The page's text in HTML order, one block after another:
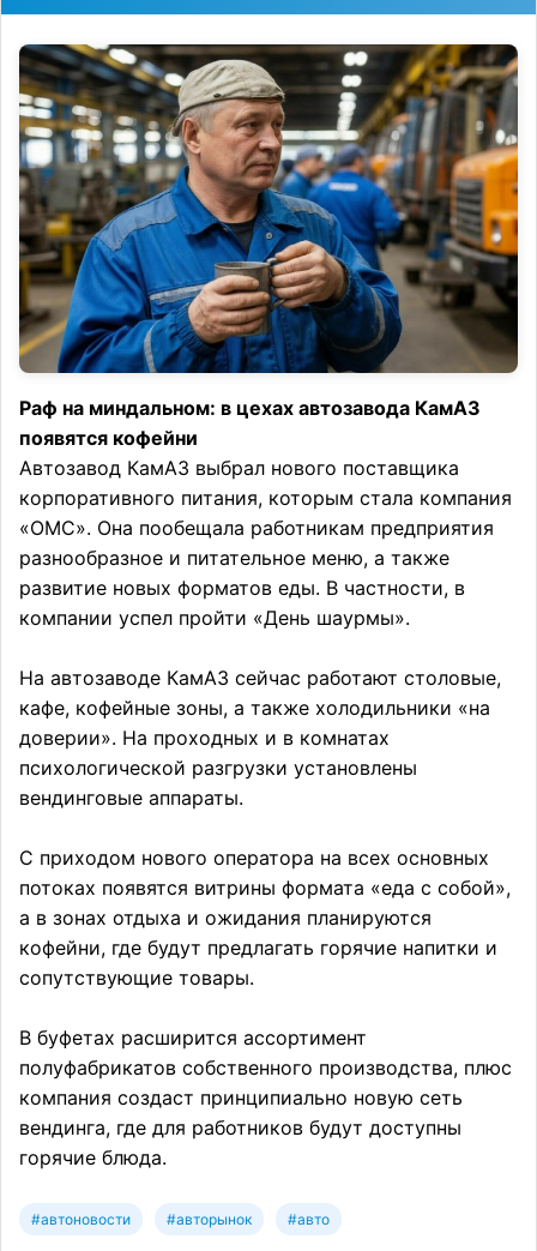
Раф на миндальном: в цехах автозавода КамАЗ
появятся кофейни
Автозавод КамАЗ выбрал нового поставщика
корпоративного питания, которым стала компания
«ОМС». Она пообещала работникам предприятия
разнообразное и питательное меню, а также
развитие новых форматов еды. В частности, в
компании успел пройти «День шаурмы».
На автозаводе КамАЗ сейчас работают столовые,
кафе, кофейные зоны, а также холодильники «на
доверии». На проходных и в комнатах
психологической разгрузки установлены
вендинговые аппараты.
С приходом нового оператора на всех основных
потоках появятся витрины формата «еда с собой»,
а в зонах отдыха и ожидания планируются
кофейни, где будут предлагать горячие напитки и
сопутствующие товары.
В буфетах расширится ассортимент
полуфабрикатов собственного производства, плюс
компания создаст принципиально новую сеть
вендинга, где для работников будут доступны
горячие блюда.
#автоновости #авторынок #авто